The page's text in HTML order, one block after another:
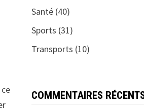
Santé(40)
Sports (31)
Transports (10)
COMMENTAIRES